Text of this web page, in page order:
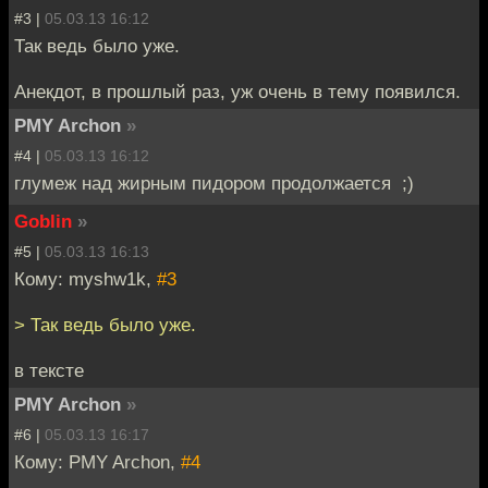
#3 | 05.03.13 16:12
Так ведь было уже.
Анекдот, в прошлый раз, уж очень в тему появился.
PMY Archon »
#4 | 05.03.13 16:12
глумеж над жирным пидором продолжается ;)
Goblin »
#5 | 05.03.13 16:13
Кому: myshw1k, #3
> Так ведь было уже.
в тексте
PMY Archon »
#6 | 05.03.13 16:17
Кому: PMY Archon, #4